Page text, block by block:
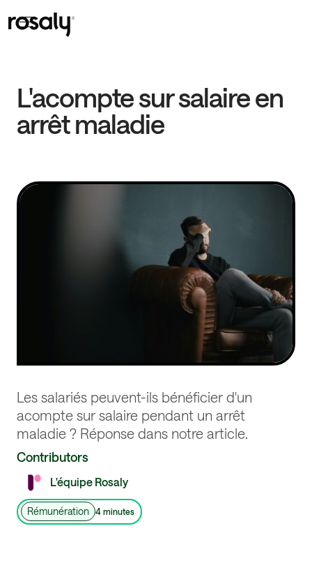
L'acompte sur salaire en
arrêt maladie
Les salariés peuvent-ils bénéficier d'un
acompte sur salaire pendant un arrêt
maladie ? Réponse dans notre article.
Contributors
L'équipe Rosaly
Rémunération 4 minutes